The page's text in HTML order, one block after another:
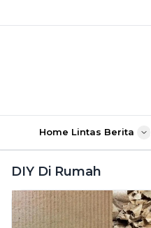
Home Lintas Berita
DIY Di Rumah